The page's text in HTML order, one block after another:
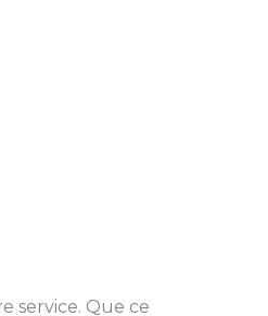
service. Que ce